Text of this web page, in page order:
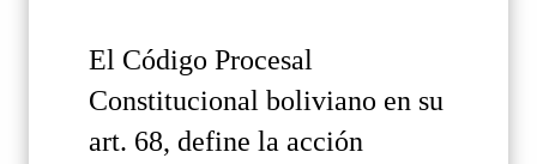
El Código Procesal
Constitucional boliviano en su
art. 68, define la acción